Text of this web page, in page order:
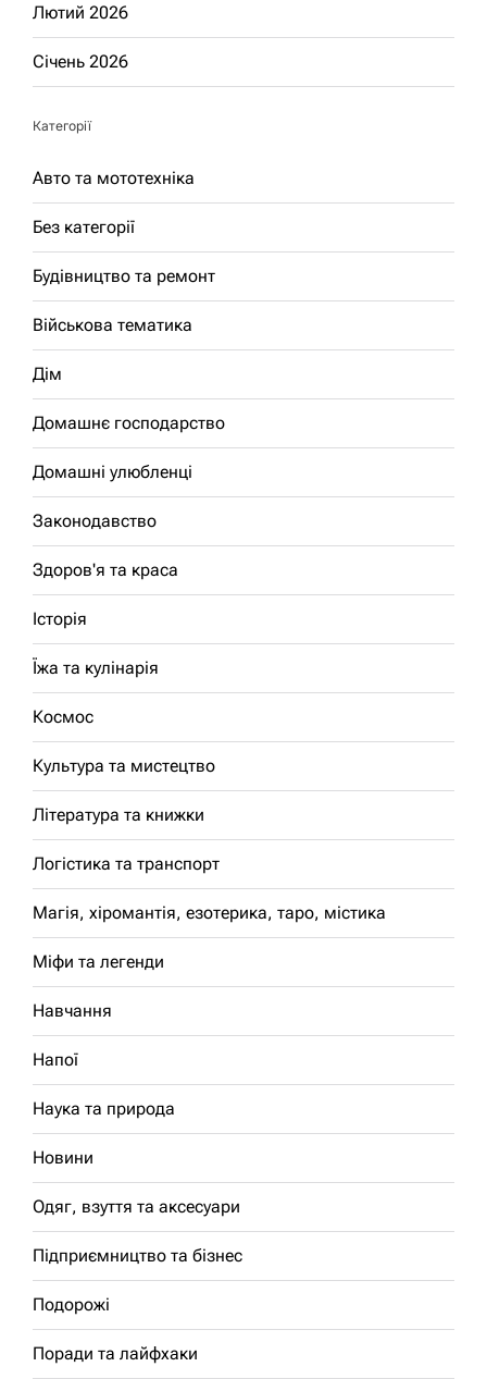
Лютий 2026
Січень 2026
Категорії
Авто та мототехніка
Без категорії
Будівництво та ремонт
Військова тематика
Дім
Домашнє господарство
Домашні улюбленці
Законодавство
Здоров'я та краса
Історія
Їжа та кулінарія
Космос
Культура та мистецтво
Література та книжки
Логістика та транспорт
Магія, хіромантія, езотерика, таро, містика
Міфи та легенди
Навчання
Напої
Наука та природа
Новини
Одяг, взуття та аксесуари
Підприємництво та бізнес
Подорожі
Поради та лайфхаки